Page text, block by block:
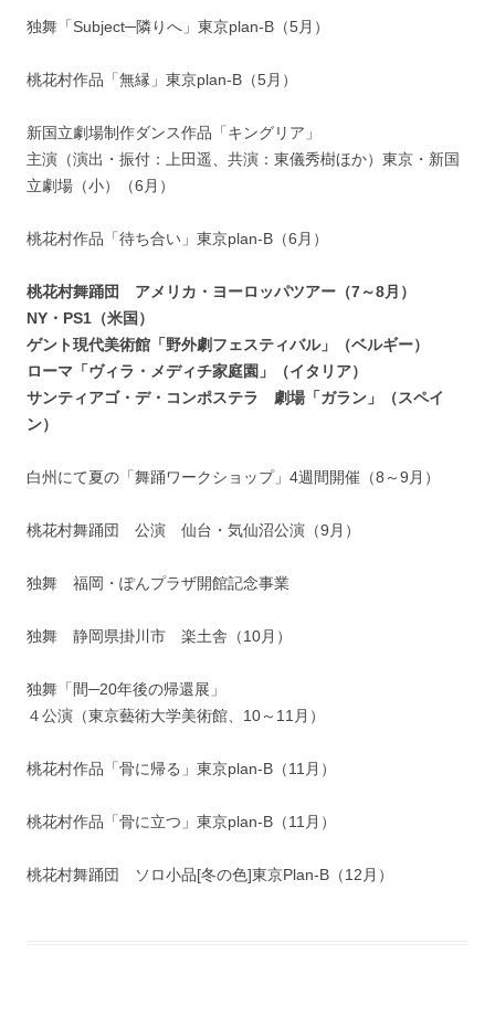
独舞「Subject─隣りへ」東京plan-B（5月）
桃花村作品「無縁」東京plan-B（5月）
新国立劇場制作ダンス作品「キングリア」
主演（演出・振付：上田遥、共演：東儀秀樹ほか）東京・新国
立劇場（小）（6月）
桃花村作品「待ち合い」東京plan-B（6月）
桃花村舞踊団 アメリカ・ヨーロッパツアー（7～8月）
NY・PS1（米国）
ゲント現代美術館「野外劇フェスティバル」（ベルギー）
ローマ「ヴィラ・メディチ家庭園」（イタリア）
サンティアゴ・デ・コンポステラ 劇場「ガラン」（スペイ
ン）
白州にて夏の「舞踊ワークショップ」4週間開催（8～9月）
桃花村舞踊団 公演 仙台・気仙沼公演（9月）
独舞 福岡・ぽんプラザ開館記念事業
独舞 静岡県掛川市 楽土舎（10月）
独舞「間─20年後の帰還展」
４公演（東京藝術大学美術館、10～11月）
桃花村作品「骨に帰る」東京plan-B（11月）
桃花村作品「骨に立つ」東京plan-B（11月）
桃花村舞踊団 ソロ小品[冬の色]東京Plan-B（12月）